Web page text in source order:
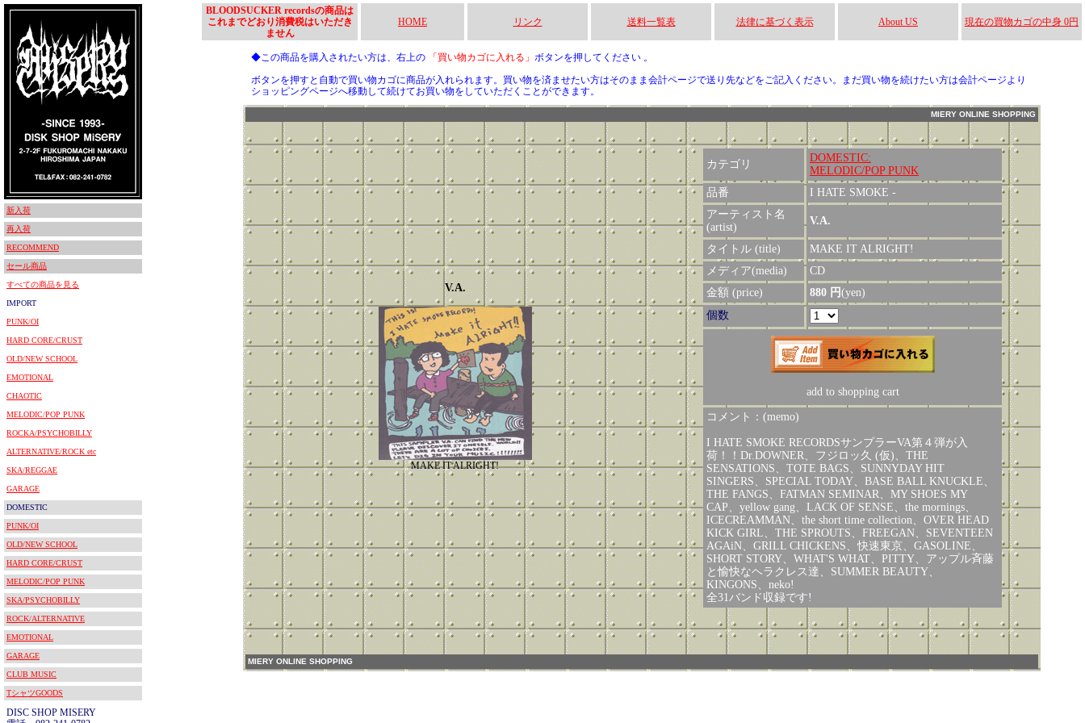
新入荷
再入荷
RECOMMEND
セール商品
すべての商品を見る
IMPORT
PUNK/OI
HARD CORE/CRUST
OLD/NEW SCHOOL
EMOTIONAL
CHAOTIC
MELODIC/POP PUNK
ROCKA/PSYCHOBILLY
ALTERNATIVE/ROCK etc
SKA/REGGAE
GARAGE
DOMESTIC
PUNK/OI
OLD/NEW SCHOOL
HARD CORE/CRUST
MELODIC/POP PUNK
SKA/PSYCHOBILLY
ROCK/ALTERNATIVE
EMOTIONAL
GARAGE
CLUB MUSIC
TシャツGOODS
DISC SHOP MISERY
BLOODSUCKER recordsの商品は
これまでどおり消費税はいただき
ません
HOME リンク 送料一覧表 法律に基づく表示 About US 現在の買物カゴの中身 0円
◆この商品を購入されたい方は、右上の 「買い物カゴに入れる」 ボタンを押してください 。
ボタンを押すと自動で買い物カゴに商品が入れられます。買い物を済ませたい方はそのまま会計ページで送り先などをご記入ください。まだ買い物を続けたい方は会計ページより
ショッピングページへ移動して続けてお買い物をしていただくことができます。
MIERY ONLINE SHOPPING
V.A.
MAKE IT ALRIGHT!
カテゴリ
DOMESTIC:
MELODIC/POP PUNK
品番
I HATE SMOKE -
アーティスト名
(artist)
V.A.
タイトル (title)
MAKE IT ALRIGHT!
メディア(media)
CD
金額 (price)
880 円(yen)
個数
add to shopping cart
コメント：(memo)
I HATE SMOKE RECORDSサンプラーVA第４弾が入
荷！！Dr.DOWNER、フジロッ久 (仮)、THE
SENSATIONS、TOTE BAGS、SUNNYDAY HIT
SINGERS、SPECIAL TODAY、BASE BALL KNUCKLE、
THE FANGS、FATMAN SEMINAR、MY SHOES MY
CAP、yellow gang、LACK OF SENSE、the mornings、
ICECREAMMAN、the short time collection、OVER HEAD
KICK GIRL、THE SPROUTS、FREEGAN、SEVENTEEN
AGAiN、GRILL CHICKENS、快速東京、GASOLINE、
SHORT STORY、WHAT'S WHAT、PITTY、アップル斉藤
と愉快なヘラクレス達、SUMMER BEAUTY、
KINGONS、neko!
全31バンド収録です!
MIERY ONLINE SHOPPING